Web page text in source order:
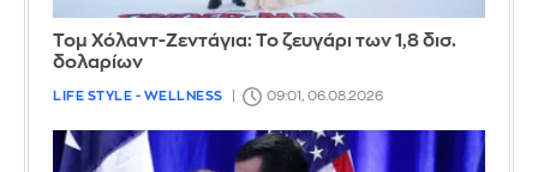
Τομ Χόλαντ-Ζεντάγια: Το ζευγάρι των 1,8 δισ.
δολαρίων
LIFE STYLE - WELLNESS 09:01, 06.08.2026